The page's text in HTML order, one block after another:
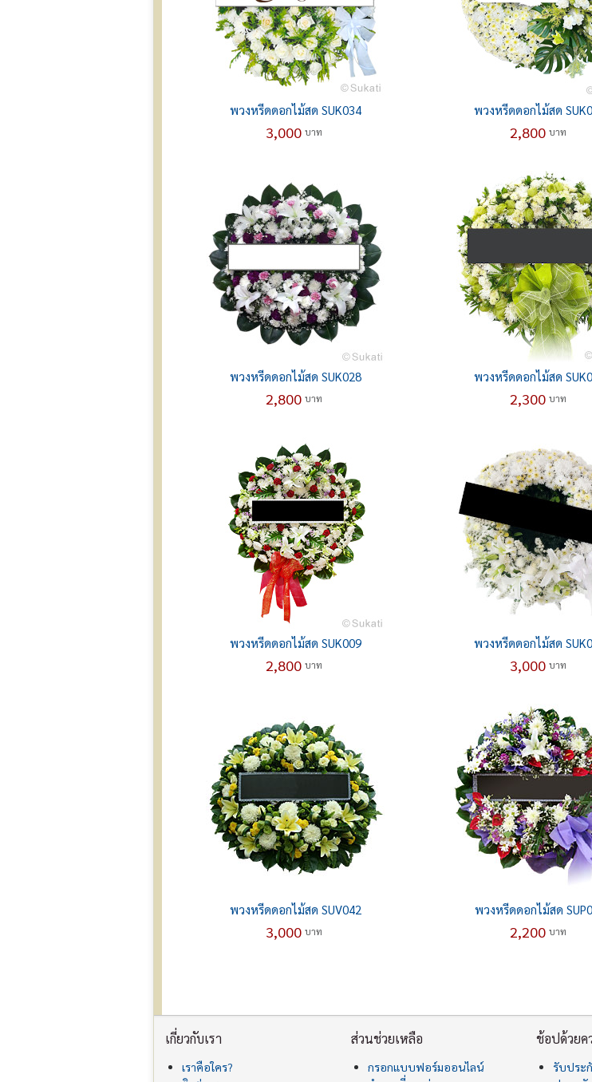
พวงหรีดดอกไม้สด SUK034
3,000 บาท
พวงหรีดดอกไม้สด
2,800บาท
พวงหรีดดอกไม้สด SUK028
2,800 บาท
พวงหรีดดอกไม้สด
2,300บาท
พวงหรีดดอกไม้สด SUK009
2,800 บาท
พวงหรีดดอกไม้สด
3,000บาท
พวงหรีดดอกไม้สด SUV042
3,000 บาท
พวงหรีดดอกไม้สด
2,200บาท
เกี่ยวกับเรา
เราคือใคร?
ส่วนช่วยเหลือ
กรอกแบบฟอร์มออนไลน์
ช้อปด้วยค
รับประ